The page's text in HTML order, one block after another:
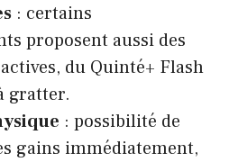
: certains
proposent aussi des
du Quinté+ Flash
gratter.
: possibilité de
gains immédiatement,